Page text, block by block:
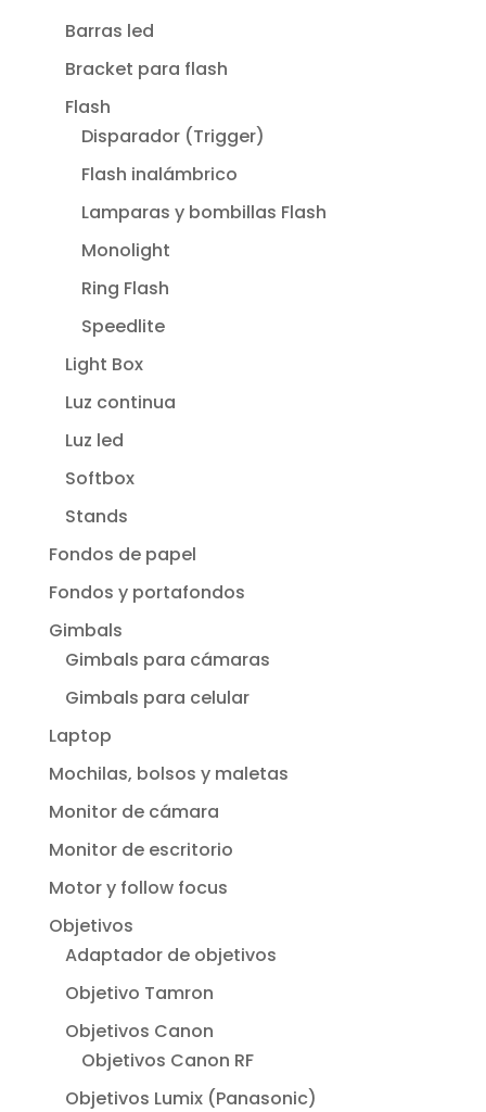
Barras led
Bracket para flash
Flash
Disparador (Trigger)
Flash inalámbrico
Lamparas y bombillas Flash
Monolight
Ring Flash
Speedlite
Light Box
Luz continua
Luz led
Softbox
Stands
Fondos de papel
Fondos y portafondos
Gimbals
Gimbals para cámaras
Gimbals para celular
Laptop
Mochilas, bolsos y maletas
Monitor de cámara
Monitor de escritorio
Motor y follow focus
Objetivos
Adaptador de objetivos
Objetivo Tamron
Objetivos Canon
Objetivos Canon RF
Objetivos Lumix (Panasonic)